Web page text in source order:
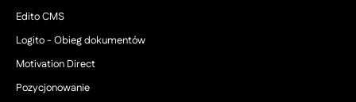
Edito CMS
Logito - Obieg dokumentów
Motivation Direct
Pozycjonowanie